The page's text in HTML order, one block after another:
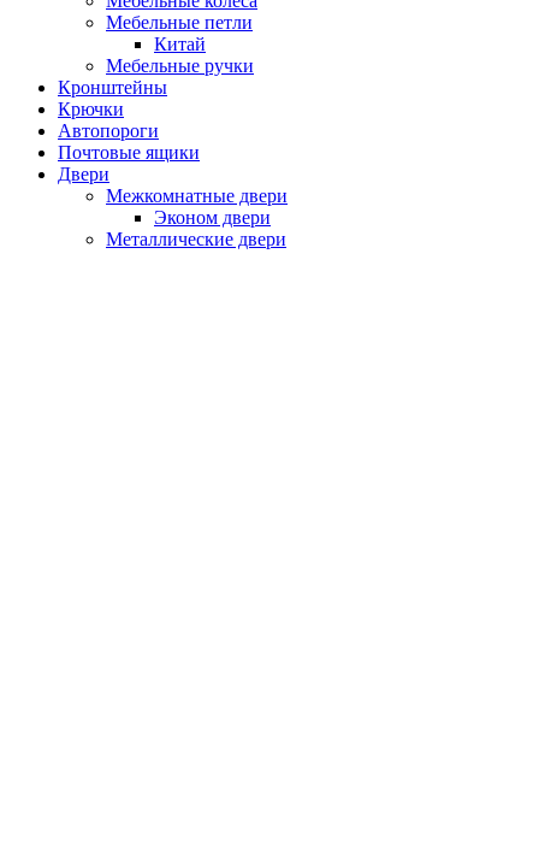
Мебельные петли
Китай
Мебельные ручки
Кронштейны
Крючки
Автопороги
Почтовые ящики
Двери
Межкомнатные двери
Эконом двери
Металлические двери